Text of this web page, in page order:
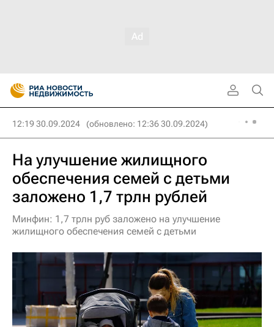
12:19 30.09.2024 (обновлено: 12:36 30.09.2024)
На улучшение жилищного
обеспечения семей с детьми
заложено 1,7 трлн рублей
Минфин: 1,7 трлн руб заложено на улучшение
жилищного обеспечения семей с детьми